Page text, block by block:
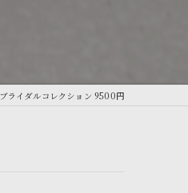
ブライダルコレクション 9500円